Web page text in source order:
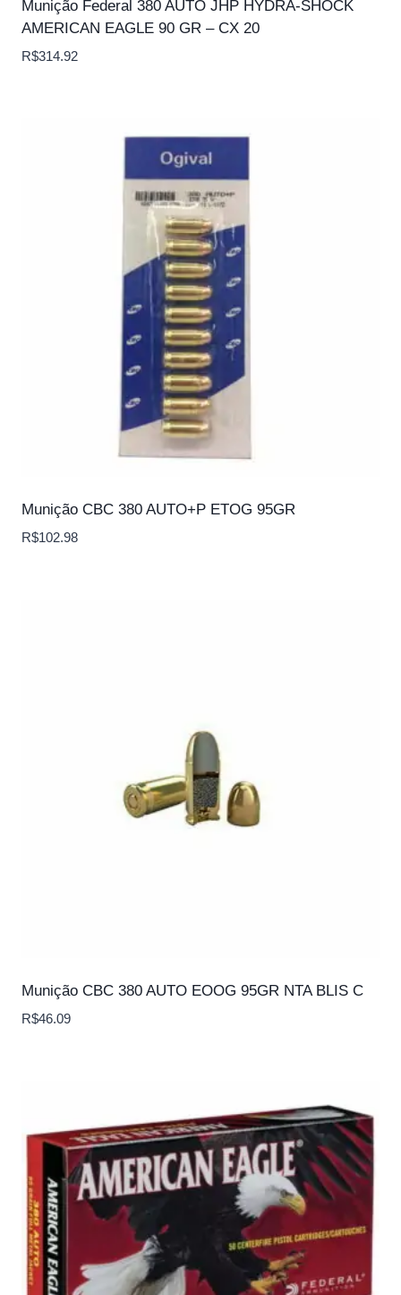
Munição Federal 380 AUTO JHP HYDRA-SHOCK
AMERICAN EAGLE 90 GR – CX 20
R$314.92
Munição CBC 380 AUTO+P ETOG 95GR
R$102.98
Munição CBC 380 AUTO EOOG 95GR NTA BLIS C
R$46.09